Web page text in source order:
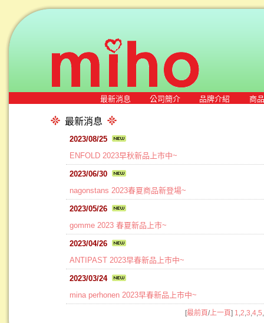
最新消息 公司簡介 品牌介紹 商
最新消息
2023/08/25
ENFOLD 2023早秋新品上市中~
2023/06/30
nagonstans 2023春夏商品新登場~
2023/05/26
gomme 2023 春夏新品上市~
2023/04/26
ANTIPAST 2023早春新品上市中~
2023/03/24
mina perhonen 2023早春新品上市中~
[最前頁/上一頁] 1 2 3 4 5